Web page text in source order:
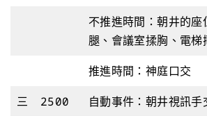
不推進時間：朝井的座
腿、會議室揉胸、電梯
推進時間：神庭口交
三
2500
自動事件：朝井視訊手